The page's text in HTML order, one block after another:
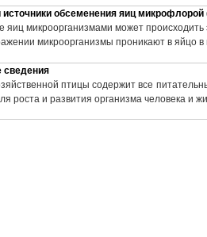
источники обсеменения яиц микрофлорой
яиц микроорганизмами может
микроорганизмы проникают в яйцо
птицы содержит все
роста и развития организма человека и